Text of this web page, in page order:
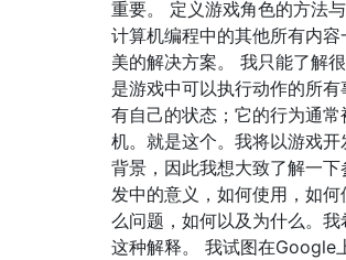
重要。 定义游戏角色的方法
计算机编程中的其他所有内
美的解决方案。 我只能了解
是游戏中可以执行动作的所有
有自己的状态；它的行为通
机。就是这个。我将以游戏
背景，因此我想大致了解一
发中的意义，如何使用，如
么问题，如何以及为什么。
这种解释。 我试图在Google